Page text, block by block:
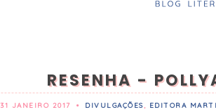
RESENHA -
31 JANEIRO 2017 • DIVULGAÇÕES EDITORA